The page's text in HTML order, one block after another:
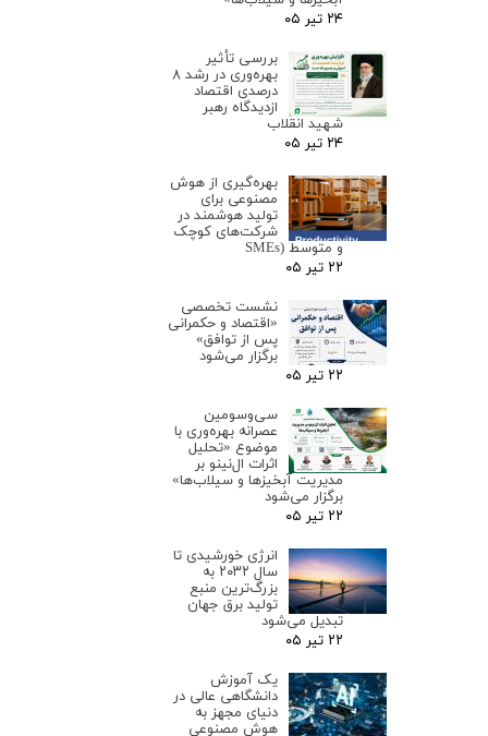
۲۴ تیر ۰۵
بررسی تأثیر
بهره‌وری در رشد ۸
درصدی اقتصاد
ازدیدگاه رهبر
شهید انقلاب
۲۴ تیر ۰۵
بهره‌گیری از هوش
مصنوعی برای
تولید هوشمند در
شرکت‌های کوچک
و متوسط (SMEs
۲۲ تیر ۰۵
نشست تخصصی
«اقتصاد و حکمرانی
پس از توافق»
برگزار می‌شود
۲۲ تیر ۰۵
سی‌وسومین
عصرانه بهره‌وری با
موضوع «تحلیل
اثرات ال‌نینو بر
مدیریت آبخیزها و سیلاب‌ها»
برگزار می‌شود
۲۲ تیر ۰۵
انرژی خورشیدی تا
سال ۲۰۳۲ به
بزرگ‌ترین منبع
تولید برق جهان
تبدیل می‌شود
۲۲ تیر ۰۵
یک آموزش
دانشگاهی عالی در
دنیای مجهز به
هوش مصنوعی